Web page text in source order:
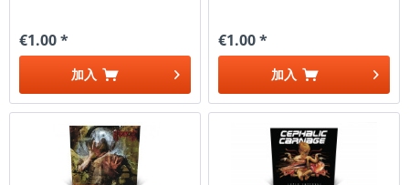
€1.00 *
加入
€1.00 *
加入